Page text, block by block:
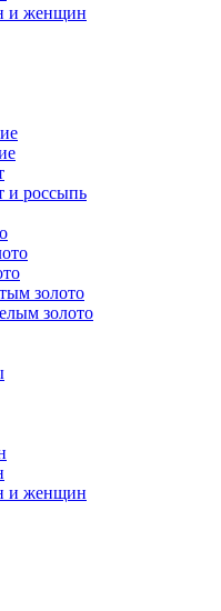
и женщин
и россыпь
золото
золото
и женщин